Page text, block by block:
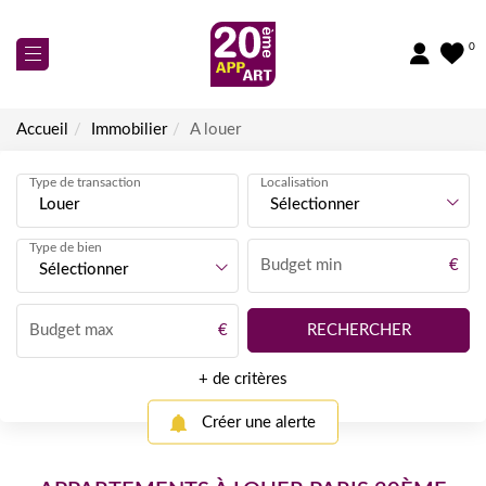
0
NOS ANNONCES
À Vendre
À Louer
Commerces
Biens Vendus
NOS ACTIVITÉS
Transaction
Gestion Locative
NOS AGENCES
NOUS CONTACTER
Accueil Immobilier A louer
Louer
Type de transaction
Sélectionner
Localisation
Sélectionner
Type de bien
€
Budget min
€
Budget max
+ de critères
Créer une alerte